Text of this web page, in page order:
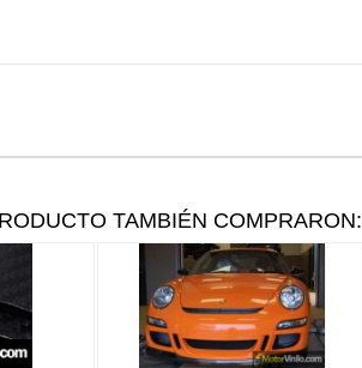
TAMBIÉN COMPRARON: